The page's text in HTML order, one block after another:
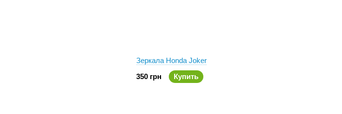
Зеркала Honda Joker
350 грн
Купить